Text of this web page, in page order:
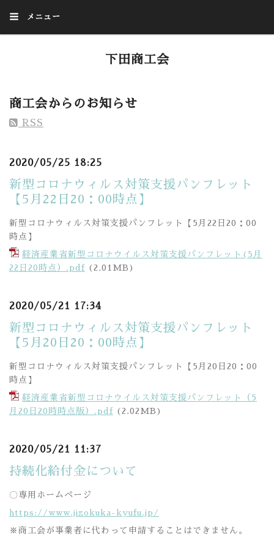
メニュー
下田商工会
商工会からのお知らせ
RSS
2020/05/25 18:25
新型コロナウィルス対策支援パンフレット
【5月22日20：00時点】
新型コロナウィルス対策支援パンフレット【5月22日20：00
時点】
経済産業省新型コロナウイルス対策支援パンフレット(5月
22日20時点）.pdf (2.01MB)
2020/05/21 17:34
新型コロナウィルス対策支援パンフレット
【5月20日20：00時点】
新型コロナウィルス対策支援パンフレット【5月20日20：00
時点】
経済産業省新型コロナウイルス対策支援パンフレット（5
月20日20時時点版）.pdf (2.02MB)
2020/05/21 11:37
持続化給付金について
〇専用ホームページ
https://www.jizokuka-kyufu.jp/
※商工会が事業者に代わって申請することはできません。